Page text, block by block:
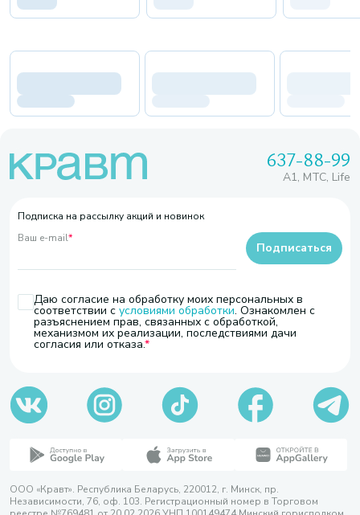
637-88-99
A1, МТС, Life
Подписка на рассылку акций и новинок
Ваш e-mail*
Даю согласие на обработку моих персональных в
соответствии с условиями обработки. Ознакомлен с
разъяснением прав, связанных с обработкой,
механизмом их реализации, последствиями дачи
согласия или отказа.
Подписаться
ООО «Кравт». Республика Беларусь, 220012, г. Минск, пр.
Независимости, 76, оф. 103. Регистрационный номер в Торговом